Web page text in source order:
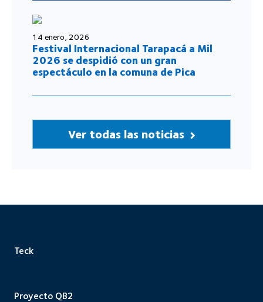
14 enero, 2026
Festival Internacional Tarapacá a Mil
2026 se despidió con un gran
espectáculo en la comuna de Pica
Ver todas las noticias
Teck
Proyecto QB2